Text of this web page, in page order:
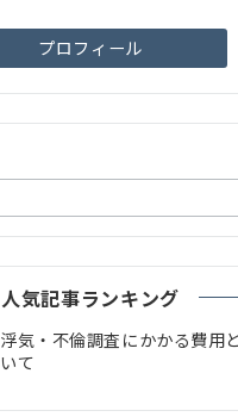
プロフィール
人気記事ランキング
浮気・不倫調査にかかる費用
いて